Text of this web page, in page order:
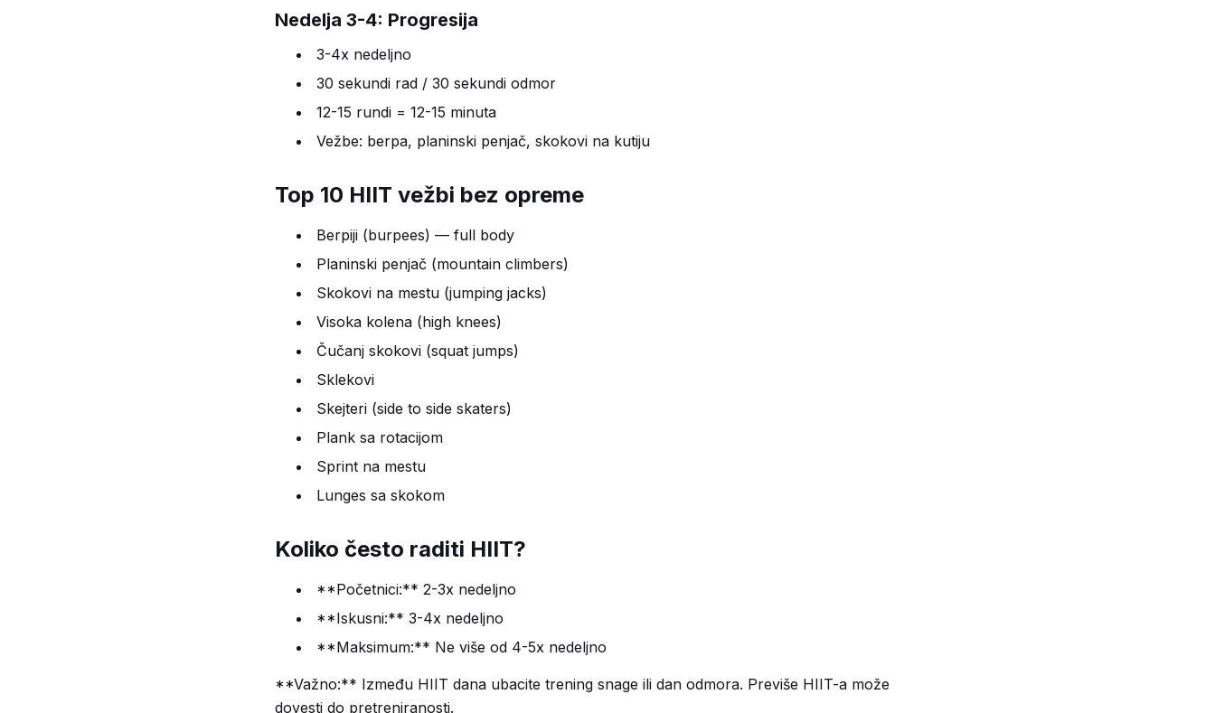
Nedelja 3-4: Progresija
3-4x nedeljno
30 sekundi rad / 30 sekundi odmor
12-15 rundi = 12-15 minuta
Vežbe: berpa, planinski penjač, skokovi na kutiju
Top 10 HIIT vežbi bez opreme
Berpiji (burpees) — full body
Planinski penjač (mountain climbers)
Skokovi na mestu (jumping jacks)
Visoka kolena (high knees)
Čučanj skokovi (squat jumps)
Sklekovi
Skejteri (side to side skaters)
Plank sa rotacijom
Sprint na mestu
Lunges sa skokom
Koliko često raditi HIIT?
**Početnici:** 2-3x nedeljno
**Iskusni:** 3-4x nedeljno
**Maksimum:** Ne više od 4-5x nedeljno
**Važno:** Između HIIT dana ubacite trening snage ili dan odmora. Previše HIIT-a može
dovesti do pretreniranosti.